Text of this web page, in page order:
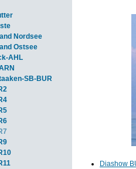
Nordsee
Ostsee
AHL
SB-BUR
Diashow